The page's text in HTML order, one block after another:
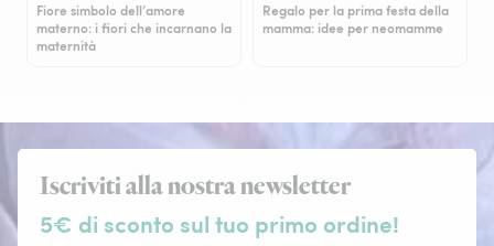
Fiore simbolo dell’amore
materno: i fiori che incarnano la
maternità
Regalo per la prima festa della
mamma: idee per neomamme
Iscriviti alla nostra newsletter
5€ di sconto sul tuo primo ordine!